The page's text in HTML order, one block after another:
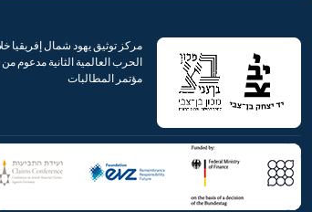
مركز توثيق يهود شمال إفريقيا
الحرب العالمية الثانية مدعوم
مؤتمر المطالبات